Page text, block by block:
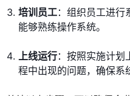
培训员工：组织员工进行
能够熟练操作系统。
上线运行：按照实施计划
程中出现的问题，确保系